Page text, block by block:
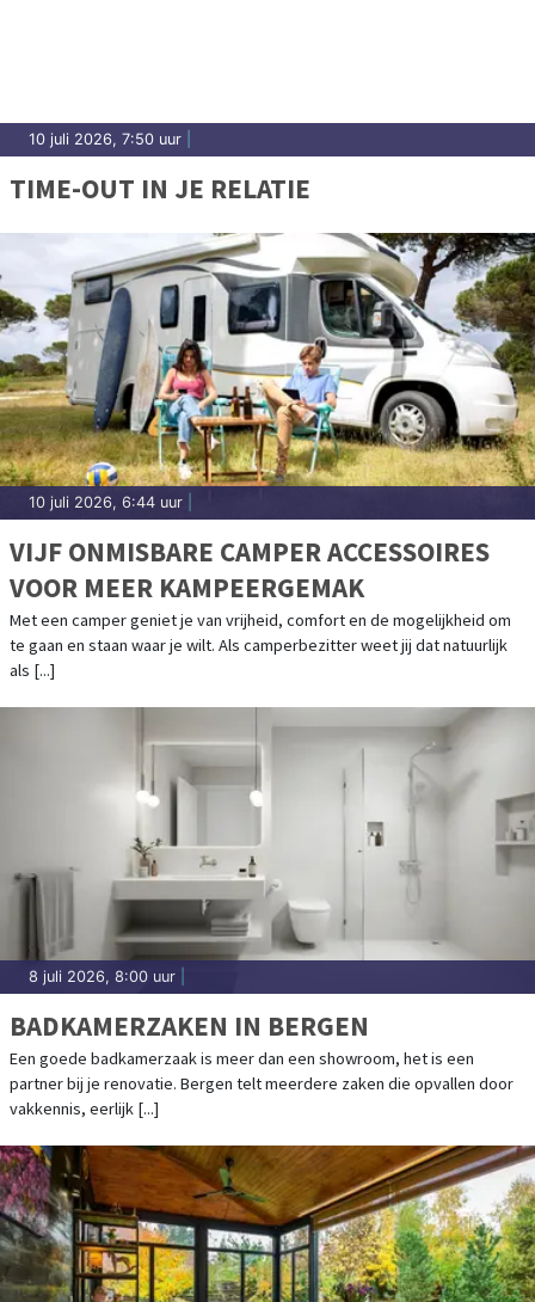
10 juli 2026, 7:50 uur
TIME-OUT IN JE RELATIE
10 juli 2026, 6:44 uur
VIJF ONMISBARE CAMPER ACCESSOIRES
VOOR MEER KAMPEERGEMAK
Met een camper geniet je van vrijheid, comfort en de mogelijkheid om
te gaan en staan waar je wilt. Als camperbezitter weet jij dat natuurlijk
als [...]
8 juli 2026, 8:00 uur
BADKAMERZAKEN IN BERGEN
Een goede badkamerzaak is meer dan een showroom, het is een
partner bij je renovatie. Bergen telt meerdere zaken die opvallen door
vakkennis, eerlijk [...]